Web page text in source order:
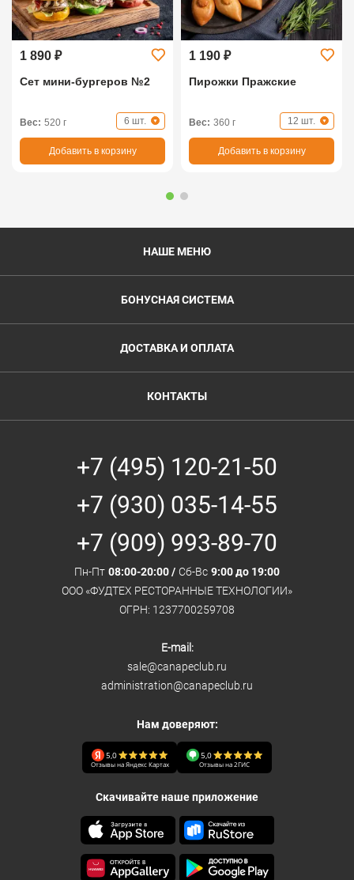
1 890 ₽
Сет мини-бургеров №2
Вес: 520 г 6 шт.
Добавить в корзину
1 190 ₽
Пирожки Пражские
Вес: 360 г 12 шт.
Добавить в корзину
НАШЕ МЕНЮ
БОНУСНАЯ СИСТЕМА
ДОСТАВКА И ОПЛАТА
КОНТАКТЫ
+7 (495) 120-21-50
+7 (930) 035-14-55
+7 (909) 993-89-70
Пн-Пт 08:00-20:00 / Сб-Вс 9:00 до 19:00
ООО «ФУДТЕХ РЕСТОРАННЫЕ ТЕХНОЛОГИИ»
ОГРН: 1237700259708
E-mail:
sale@canapeclub.ru
administration@canapeclub.ru
Нам доверяют:
5,0
Отзывы на Яндекс Картах
5,0
Отзывы на 2ГИС
Скачивайте наше приложение